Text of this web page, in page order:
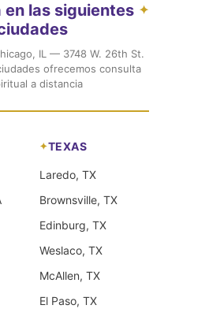
las siguientes ✦
IL — 3748 W. 26th St.
ofrecemos consulta
a distancia
TEXAS
Laredo, TX
Brownsville, TX
Edinburg, TX
Weslaco, TX
McAllen, TX
El Paso, TX